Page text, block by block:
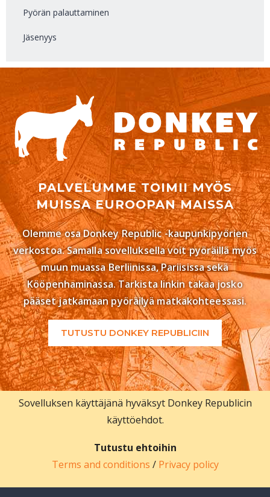
Pyörän palauttaminen
Jäsenyys
PALVELUMME TOIMII MYÖS
MUISSA EUROOPAN MAISSA
Olemme osa Donkey Republic -kaupunkipyörien
verkostoa. Samalla sovelluksella voit pyöräillä myös
muun muassa Berliinissa, Pariisissa sekä
Kööpenhaminassa. Tarkista linkin takaa josko
pääset jatkamaan pyöräilyä matkakohteessasi.
TUTUSTU DONKEY REPUBLICIIN
Sovelluksen käyttäjänä hyväksyt Donkey Republicin
käyttöehdot.
Tutustu ehtoihin
Terms and conditions / Privacy policy